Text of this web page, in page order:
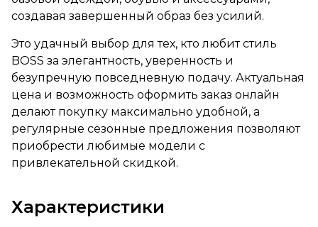
создавая завершенный образ без усилий.
Это удачный выбор для тех, кто любит стиль
BOSS за элегантность, уверенность и
безупречную повседневную подачу. Актуальная
цена и возможность оформить заказ онлайн
делают покупку максимально удобной, а
регулярные сезонные предложения позволяют
приобрести любимые модели с
привлекательной скидкой.
Характеристики